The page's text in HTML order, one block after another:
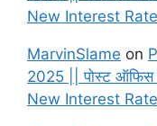
New Interest Rate
MarvinSlame on
2025 || पोस्ट ऑफिस
New Interest Rate